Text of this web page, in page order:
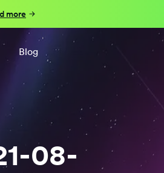
more
Blog
08-